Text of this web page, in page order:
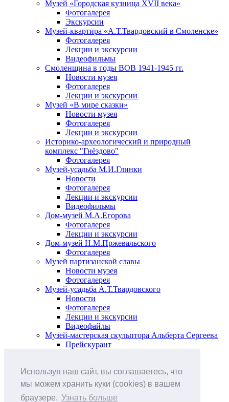
Используя наш сайт, вы соглашаетесь, что
мы можем хранить куки (cookies) в вашем
браузере. Узнать больше
Музей «Городская кузница XVII века»
Фотогалерея
Экскурсии
Музей-квартира «А.Т.Твардовский в Смоленске»
Фотогалерея
Лекции и экскурсии
Видеофильмы
Смоленщина в годы ВОВ 1941-1945 гг.
Новости музея
Фотогалерея
Лекции и экскурсии
Музей «В мире сказки»
Новости музея
Фотогалерея
Лекции и экскурсии
Историко-археологический и природный
комплекс "Гнёздово"
Фотогалерея
Музей-усадьба М.И.Глинки
Новости
Фотогалерея
Лекции и экскурсии
Видеофильмы
Дом-музей М.А.Егорова
Фотогалерея
Лекции и экскурсии
Дом-музей Н.М.Пржевальского
Фотогалерея
Музей партизанской славы
Новости музея
Фотогалерея
Музей-усадьба А.Т.Твардовского
Новости
Фотогалерея
Лекции и экскурсии
Видеофайлы
Музей-мастерская скульптора Альберта Сергеева
Прейскурант
Анонс мероприятий
Виртуальные выставки
О музее